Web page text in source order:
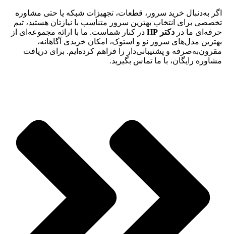
اگر به‌دنبال خرید سرور، قطعات، تجهیزات شبکه یا حتی مشاوره
تخصصی برای انتخاب بهترین سرور متناسب با نیازتان هستید، تیم
حرفه‌ای ما در دکتر HP
در کنار شماست. ما با ارائه مجموعه‌ای از
بهترین مدل‌های سرور نو و استوک، امکان خریدی آگاهانه،
مقرون‌به‌صرفه و پشتیبانی‌دار را فراهم کرده‌ایم. برای دریافت
مشاوره رایگان، با ما تماس بگیرید.